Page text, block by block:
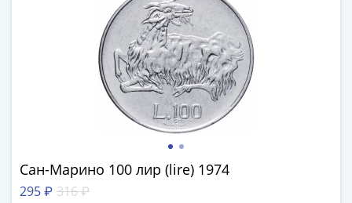
Сан-Марино 100 лир (lire) 1974
295 ₽ 316 ₽